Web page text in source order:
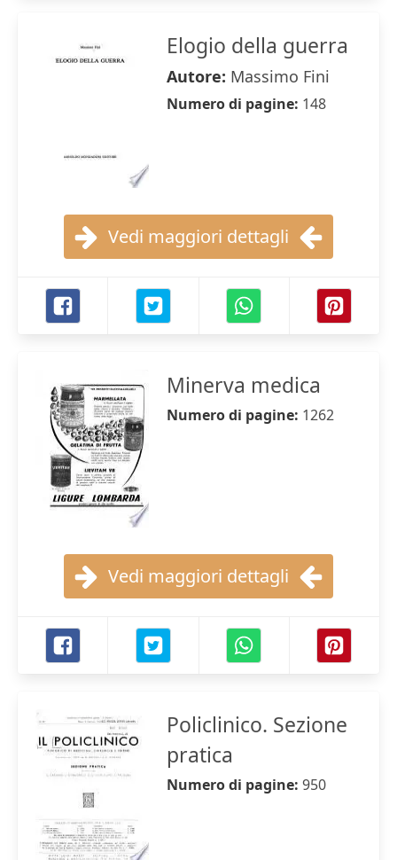
Elogio della guerra
Autore: Massimo Fini
Numero di pagine: 148
Vedi maggiori dettagli
Minerva medica
Numero di pagine: 1262
Vedi maggiori dettagli
Policlinico. Sezione
pratica
Numero di pagine: 950